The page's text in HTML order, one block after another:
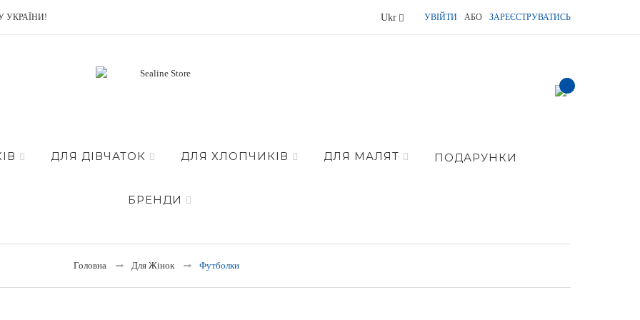
УКРАЇНИ! Language
Ukr УВІЙТИ АБО ЗАРЕЄСТРУВАТИСЬ
item(s) -
ДЛЯ ДІВЧАТОК ДЛЯ ХЛОПЧИКІВ ДЛЯ МАЛЯТ ПОДАРУНКИ
БРЕНДИ
Головна Для Жінок Футболки